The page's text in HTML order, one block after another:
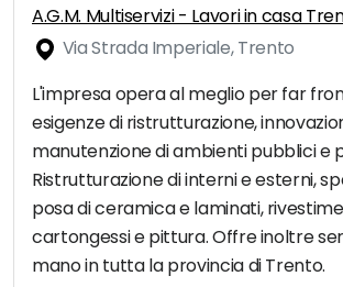
A.G.M. Multiservizi - Lavori in casa
Via Strada Imperiale, Trento
L'impresa opera al meglio per far
esigenze di ristrutturazione,
manutenzione di ambienti pubblici e
Ristrutturazione di interni e esterni,
posa di ceramica e laminati,
cartongessi e pittura. Offre inoltre
mano in tutta la provincia di Trento.